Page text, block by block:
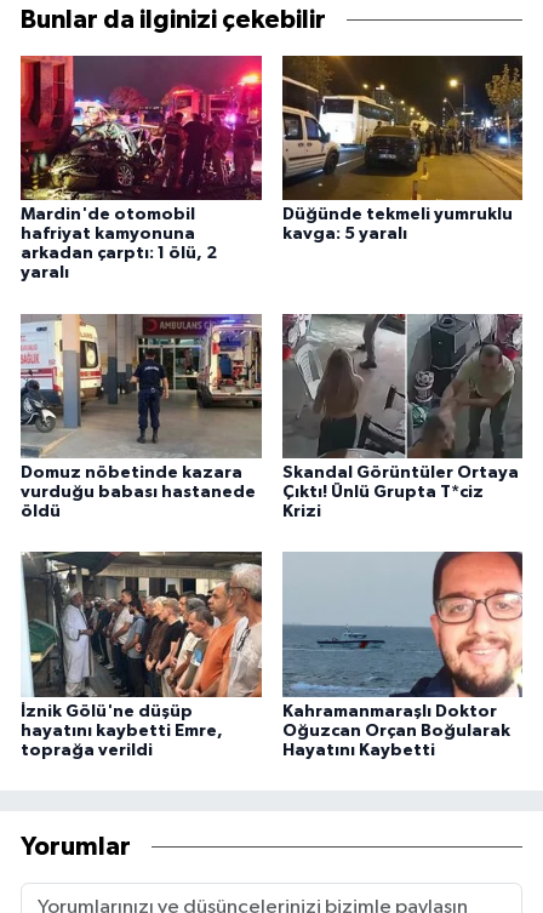
Bunlar da ilginizi çekebilir
Mardin'de otomobil
hafriyat kamyonuna
arkadan çarptı: 1 ölü, 2
yaralı
Düğünde tekmeli yumruklu
kavga: 5 yaralı
Domuz nöbetinde kazara
vurduğu babası hastanede
öldü
Skandal Görüntüler Ortaya
Çıktı! Ünlü Grupta T*ciz
Krizi
İznik Gölü'ne düşüp
hayatını kaybetti Emre,
toprağa verildi
Kahramanmaraşlı Doktor
Oğuzcan Orçan Boğularak
Hayatını Kaybetti
Yorumlar